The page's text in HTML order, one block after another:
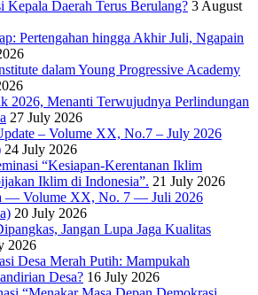
Kepala Daerah Terus Berulang? 3 August
Pertengahan hingga Akhir Juli, Ngapain
dalam Young Progressive Academy
2026, Menanti Terwujudnya Perlindungan
27 July 2026
– Volume XX, No.7 – July 2026
24 July 2026
“Kesiapan-Kerentanan Iklim
Iklim di Indonesia”. 21 July 2026
— Volume XX, No. 7 — Juli 2026
20 July 2026
Jangan Lupa Jaga Kualitas
2026
Desa Merah Putih: Mampukah
Desa? 16 July 2026